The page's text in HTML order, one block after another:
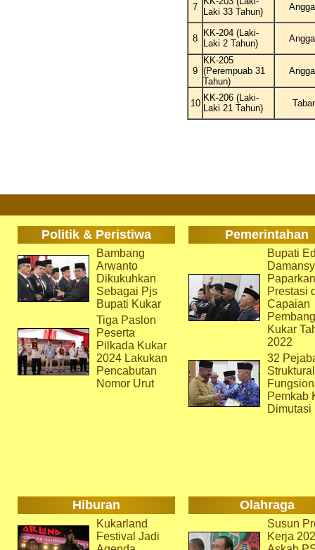
7
Laki 33 Tahun)
8
KK-204 (Laki-
Laki 2 Tahun)
9
KK-205
(Perempuab 31
Tahun)
10
KK-206 (Laki-
Laki 21 Tahun)
Politik & Peristiwa Pemerintahan
Bambang
Arwanto
Dikukuhkan
Sebagai Pjs
Bupati Kukar
Tiga Paslon
Peserta
Pilkada Kukar
2024 Lakukan
Pencabutan
Nomor Urut
Bupati
Paparkan
Prestasi
Capaian
Kukar
2022
32
Pemkab
Dimutasi
Hiburan Olahraga
Kukarland
Festival Jadi
Susun
Kerja